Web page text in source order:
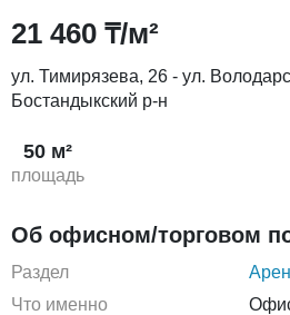
21 460 ₸/м²
ул. Тимирязева, 26 - ул.
Бостандыкский р-н
50 м²
площадь
Об офисном/торговом
Раздел
Что именно